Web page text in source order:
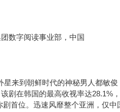
数字阅读事业部，中国
星来到朝鲜时代的神秘男人都敏俊
剧在韩国的最高收视率达28.1%，
首位。迅速风靡整个亚洲，仅中